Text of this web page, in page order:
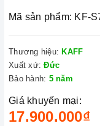
Mã sản phẩm: KF-
Thương hiệu: KAFF
Xuất xứ: Đức
Bảo hành: 5 năm
Giá khuyến mại:
17.900.000₫